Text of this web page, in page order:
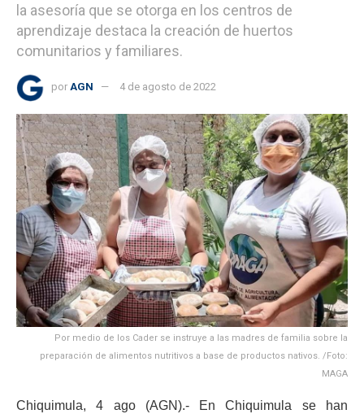
la asesoría que se otorga en los centros de
aprendizaje destaca la creación de huertos
comunitarios y familiares.
por AGN 4 de agosto de 2022
Por medio de los Cader se instruye a las madres de familia sobre la
preparación de alimentos nutritivos a base de productos nativos. /Foto:
MAGA
Chiquimula, 4 ago (AGN).- En Chiquimula se han